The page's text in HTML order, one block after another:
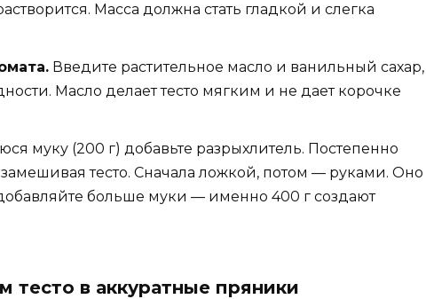
Масса должна стать гладкой и слегка
Введите растительное масло и ванильный сахар,
Масло делает тесто мягким и не дает корочке
муку (200 г) добавьте разрыхлитель. Постепенно
тесто. Сначала ложкой, потом — руками. Оно
больше муки — именно 400 г создают
в аккуратные пряники